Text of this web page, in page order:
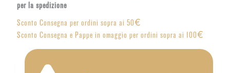
per la spedizione
Sconto Consegna per ordini sopra ai 50€
Sconto Consegna e Pappe in omaggio per ordini sopra ai 100€